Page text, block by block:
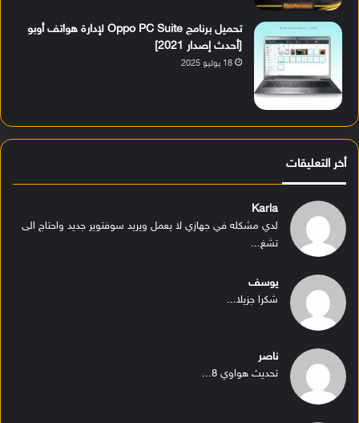
تحميل برنامج Oppo PC Suite لإدارة هواتف أوبو
[أحدث إصدار 2021]
18 يوليو 2025
أخر التعليقات
Karla
لدي مشكله في جهازي لا يعمل ويريد سوفتوير جديد واحتاج الى
تشغ...
يوسف
شكرا جزيلا...
ناصر
تحديث هواوي 8...